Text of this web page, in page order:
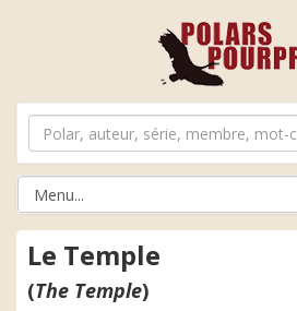
Le Temple
(The Temple)